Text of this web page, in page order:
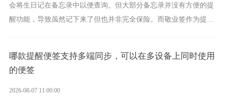
会将生日记在备忘录中以便查询。但大部分备忘录并没有方便的提
醒功能，导致虽然记下来了但也并非完全保险。而敬业签作为提醒
哪款提醒便签支持多端同步，可以在多设备上同时使用
的便签
2026-08-07 11:00:00